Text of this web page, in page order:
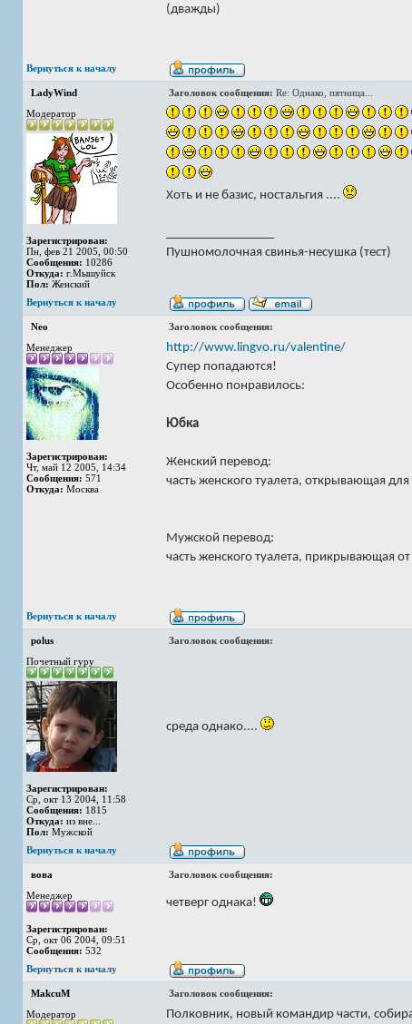
(дважды)
Вернуться к началу
LadyWind Заголовок сообщения: Re: Однако, пятница...
Модератор
Зарегистрирован:
Пн, фев 21 2005, 00:50
Сообщения: 10286
Откуда: г.Мышуйск
Пол: Женский
Хоть и не базис, ностальгия ....
Пушномолочная свинья-несушка (тест)
Вернуться к началу
Neo Заголовок сообщения:
Менеджер
Зарегистрирован:
Чт, май 12 2005, 14:34
Сообщения: 571
Откуда: Москва
http://www.lingvo.ru/valentine/
Супер попадаются!
Особенно понравилось:
Юбка
Женский перевод:
часть женского туалета, открывающая
Мужской перевод:
часть женского туалета, прикрывающая
Вернуться к началу
polus Заголовок сообщения:
Почетный гуру
Зарегистрирован:
Ср, окт 13 2004, 11:58
Сообщения: 1815
Откуда: из вне...
Пол: Мужской
среда однако....
Вернуться к началу
вова Заголовок сообщения:
Менеджер
Зарегистрирован:
Ср, окт 06 2004, 09:51
Сообщения: 532
четверг однака!
Вернуться к началу
MakcuM Заголовок сообщения:
Модератор
Полковник, новый командир части,